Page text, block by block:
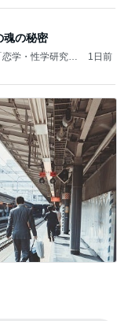
魂の秘密
学・性学研究
1日前